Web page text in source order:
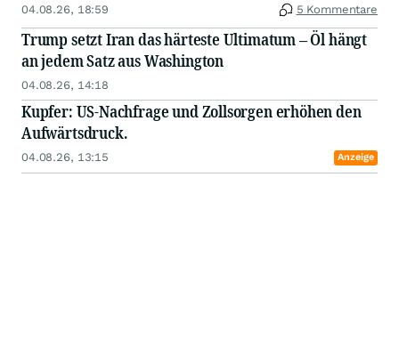
04.08.26, 18:59 5 Kommentare
Trump setzt Iran das härteste Ultimatum – Öl hängt
an jedem Satz aus Washington
04.08.26, 14:18
Kupfer: US-Nachfrage und Zollsorgen erhöhen den
Aufwärtsdruck.
04.08.26, 13:15 Anzeige